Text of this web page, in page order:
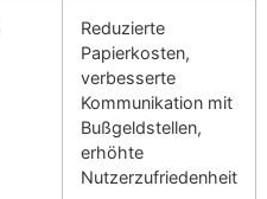
Reduzierte
Papierkosten,
verbesserte
Kommunikation mit
Bußgeldstellen,
erhöhte
Nutzerzufriedenheit